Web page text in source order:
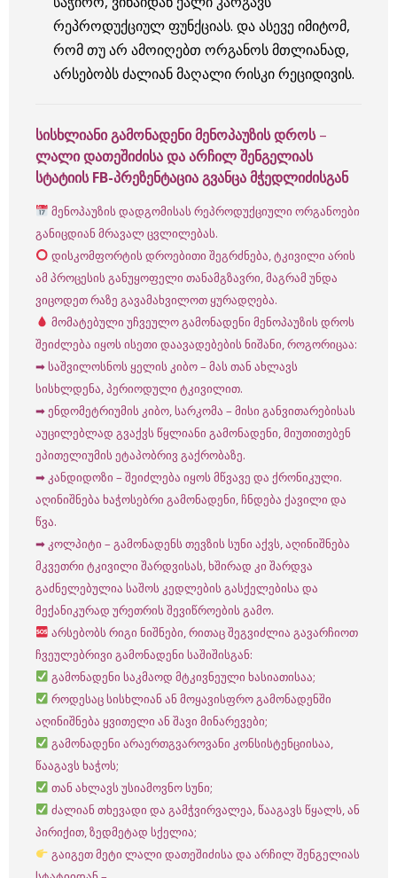
რეპროდუქციულ ფუნქციას. და ასევე იმიტომ,
რომ თუ არ ამოიღებთ ორგანოს მთლიანად,
არსებობს ძალიან მაღალი რისკი რეციდივის.
სისხლიანი გამონადენი მენოპაუზის დროს–
ლალი დათეშიძისა და არჩილ შენგელიას
სტატიის FB-პრეზენტაცია გვანცა მჭედლიძისგან
მენოპაუზის დადგომისას რეპროდუქციული ორგანოები
განიცდიან მრავალ ცვლილებას.
დისკომფორტის დროებითი შეგრძნება, ტკივილი არის
ამ პროცესის განუყოფელი თანამგზავრი, მაგრამ უნდა
ვიცოდეთ რაზე გავამახვილოთ ყურადღება.
მომატებული უჩვეულო გამონადენი მენოპაუზის დროს
შეიძლება იყოს ისეთი დაავადებების ნიშანი, როგორიცაა:
➡ საშვილოსნოს ყელის კიბო – მას თან ახლავს
სისხლდენა, პერიოდული ტკივილით.
➡ ენდომეტრიუმის კიბო, სარკომა – მისი განვითარებისას
აუცილებლად გვაქვს წყლიანი გამონადენი, მიუთითებენ
ეპითელიუმის ეტაპობრივ გაქრობაზე.
➡ კანდიდოზი – შეიძლება იყოს მწვავე და ქრონიკული.
აღინიშნება ხაჭოსებრი გამონადენი, ჩნდება ქავილი და
წვა.
➡ კოლპიტი – გამონადენს თევზის სუნი აქვს, აღინიშნება
მკვეთრი ტკივილი შარდვისას, ხშირად კი შარდვა
გაძნელებულია საშოს კედლების გასქელებისა და
მექანიკურად ურეთრის შევიწროების გამო.
არსებობს რიგი ნიშნები, რითაც შეგვიძლია გავარჩიოთ
ჩვეულებრივი გამონადენი საშიშისგან:
გამონადენი საკმაოდ მტკივნეული ხასიათისაა;
როდესაც სისხლიან ან მოყავისფრო გამონადენში
აღინიშნება ყვითელი ან შავი მინარევები;
გამონადენი არაერთგვაროვანი კონსისტენციისაა,
წააგავს ხაჭოს;
თან ახლავს უსიამოვნო სუნი;
ძალიან თხევადი და გამჭვირვალეა, წააგავს წყალს, ან
პირიქით, ზედმეტად სქელია;
გაიგეთ მეტი ლალი დათეშიძისა და არჩილ შენგელიას